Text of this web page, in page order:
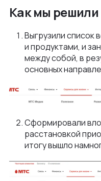
Как мы
Выгрузили список
и продуктами, и
между собой, в
основных
Сформировали
расстановкой
итогу вышло